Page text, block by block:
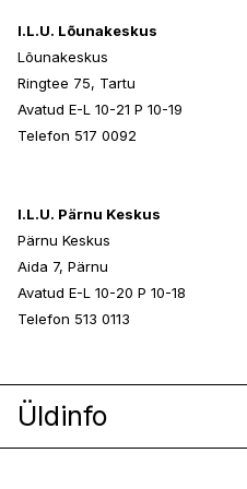
I.L.U. Lõunakeskus
Lõunakeskus
Ringtee 75, Tartu
Avatud E-L 10-21 P 10-19
Telefon 517 0092
I.L.U. Pärnu Keskus
Pärnu Keskus
Aida 7, Pärnu
Avatud E-L 10-20 P 10-18
Telefon 513 0113
Üldinfo